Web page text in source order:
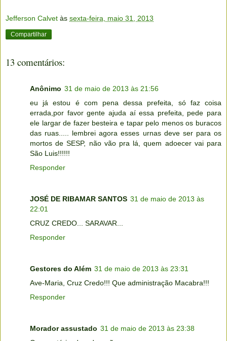
Jefferson Calvet às sexta-feira, maio 31, 2013
Compartilhar
13 comentários:
Anônimo 31 de maio de 2013 às 21:56
eu já estou é com pena dessa prefeita, só faz coisa
errada,por favor gente ajuda aí essa prefeita, pede para
ele largar de fazer besteira e tapar pelo menos os buracos
das ruas..... lembrei agora esses urnas deve ser para os
mortos de SESP, não vão pra lá, quem adoecer vai para
São Luis!!!!!!
Responder
JOSÉ DE RIBAMAR SANTOS 31 de maio de 2013 às
22:01
CRUZ CREDO... SARAVAR...
Responder
Gestores do Além 31 de maio de 2013 às 23:31
Ave-Maria, Cruz Credo!!! Que administração Macabra!!!
Responder
Morador assustado 31 de maio de 2013 às 23:38